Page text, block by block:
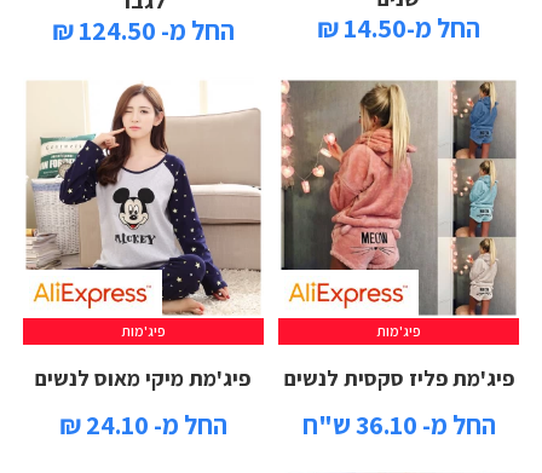
החל מ-14.50 ₪ החל מ- 124.50 ₪
פיג'מות
פיג'מת פליז סקסית לנשים
החל מ- 36.10 ש"ח
פיג'מות
פיג'מת מיקי מאוס לנשים
החל מ- 24.10 ₪